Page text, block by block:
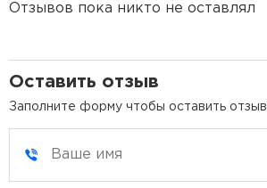
Отзывов пока никто не оставлял
Оставить отзыв
Заполните форму чтобы оставить отзыв